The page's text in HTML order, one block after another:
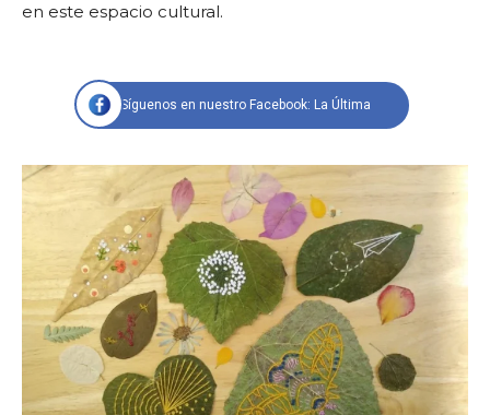
en este espacio cultural.
Síguenos en nuestro Facebook: La Última